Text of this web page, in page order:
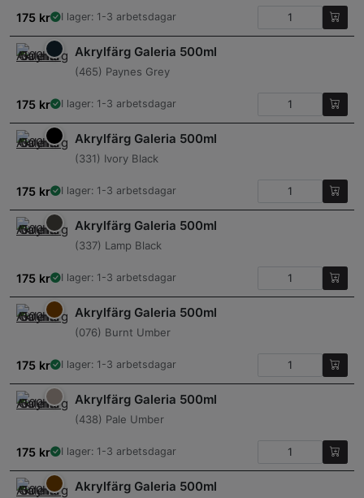
175 kr I lager: 1-3 arbetsdagar
Akrylfärg Galeria 500ml
(465) Paynes Grey
175 kr I lager: 1-3 arbetsdagar
Akrylfärg Galeria 500ml
(331) Ivory Black
175 kr I lager: 1-3 arbetsdagar
Akrylfärg Galeria 500ml
(337) Lamp Black
175 kr I lager: 1-3 arbetsdagar
Akrylfärg Galeria 500ml
(076) Burnt Umber
175 kr I lager: 1-3 arbetsdagar
Akrylfärg Galeria 500ml
(438) Pale Umber
175 kr I lager: 1-3 arbetsdagar
Akrylfärg Galeria 500ml